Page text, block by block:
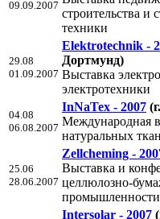
09.09.2007
строительства и
техники
29.08
01.09.2007
Elektrotechnik -
Дортмунд)
Выставка
электротехники
04.08
06.08.2007
InNaTex - 2007
Международная
натуральных
25.06
28.06.2007
Zellcheming -
Выставка и
целлюлозно-
промышленности
Intersolar - 2007